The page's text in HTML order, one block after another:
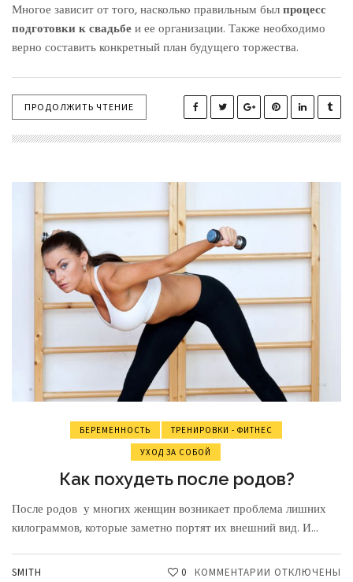
Многое зависит от того, насколько правильным былпроцесс
подготовки к свадьбеи ее организации. Также необходимо
верно составить конкретный план будущего торжества.
ПРОДОЛЖИТЬ ЧТЕНИЕ
БЕРЕМЕННОСТЬ
ТРЕНИРОВКИ - ФИТНЕС
УХОД ЗА СОБОЙ
Как похудеть после родов?
После родов у многих женщин возникает проблема лишних
килограммов, которые заметно портят их внешний вид. И...
SMITH КОММЕНТАРИИ КОТКЛЮЧЕНЫ
0